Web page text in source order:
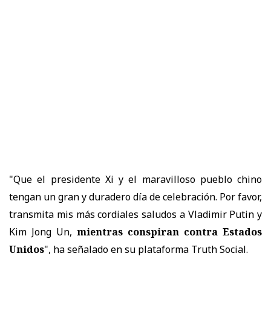
"Que el presidente Xi y el maravilloso pueblo chino
tengan un gran y duradero día de celebración. Por favor,
transmita mis más cordiales saludos a Vladimir Putin y
Kim Jong Un, mientras conspiran contra Estados
Unidos", ha señalado en su plataforma Truth Social.